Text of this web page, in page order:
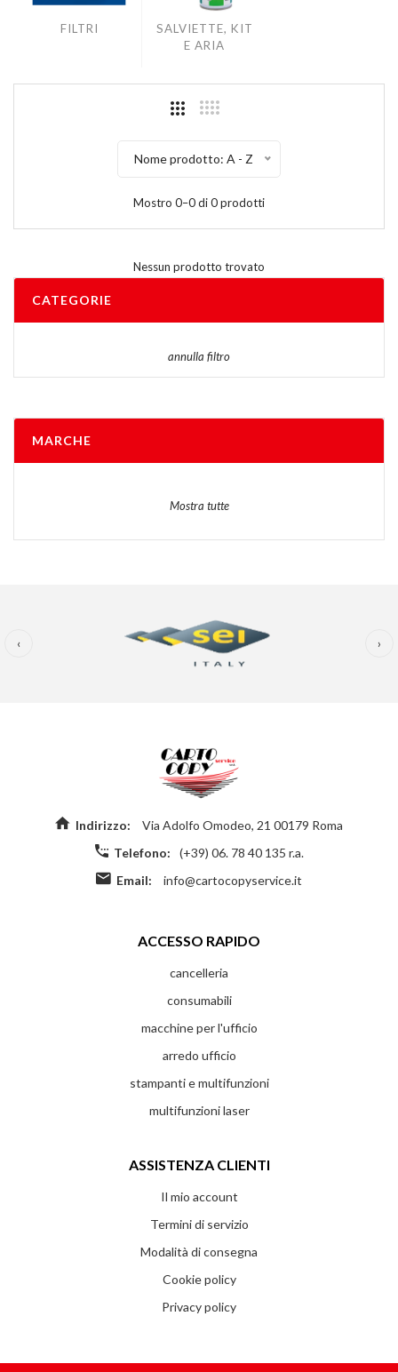
FILTRI
SALVIETTE, KIT
E ARIA
Nome prodotto: A - Z
Mostro 0–0 di 0 prodotti
Nessun prodotto trovato
CATEGORIE
annulla filtro
MARCHE
Mostra tutte
‹ ›
Indirizzo:
Via Adolfo Omodeo, 21 00179 Roma
Telefono:
(+39) 06. 78 40 135 r.a.
Email:
info@cartocopyservice.it
ACCESSO RAPIDO
cancelleria
consumabili
macchine per l'ufficio
arredo ufficio
stampanti e multifunzioni
multifunzioni laser
ASSISTENZA CLIENTI
Il mio account
Termini di servizio
Modalità di consegna
Cookie policy
Privacy policy